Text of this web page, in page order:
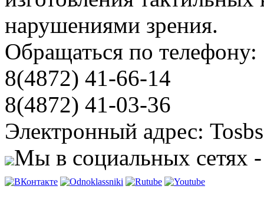
нарушениями зрения.
Обращаться по телефону:
8(4872) 41-66-14
8(4872) 41-03-36
Электронный адрес:
Мы в социальных сетях